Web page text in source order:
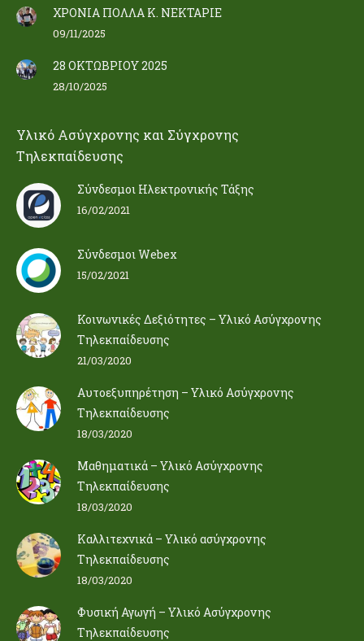
ΧΡΟΝΙΑ ΠΟΛΛΑ Κ. ΝΕΚΤΑΡΙΕ
09/11/2025
28 ΟΚΤΩΒΡΙΟΥ 2025
28/10/2025
Υλικό Ασύγχρονης και Σύγχρονης
Τηλεκπαίδευσης
Σύνδεσμοι Ηλεκτρονικής Τάξης
16/02/2021
Σύνδεσμοι Webex
15/02/2021
Κοινωνικές Δεξιότητες – Υλικό Ασύγχρονης
Τηλεκπαίδευσης
21/03/2020
Αυτοεξυπηρέτηση – Υλικό Ασύγχρονης
Τηλεκπαίδευσης
18/03/2020
Μαθηματικά – Υλικό Ασύγχρονης
Τηλεκπαίδευσης
18/03/2020
Καλλιτεχνικά – Υλικό ασύγχρονης
Τηλεκπαίδευσης
18/03/2020
Φυσική Αγωγή – Υλικό Ασύγχρονης
Τηλεκπαίδευσης